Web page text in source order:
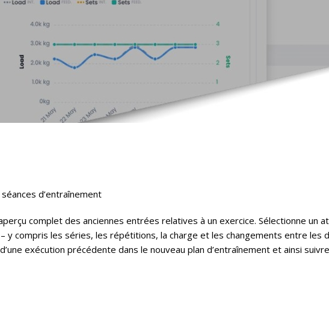
d’entraînement
complet des anciennes entrées relatives à un exercice. Sélectionne un
y compris les séries, les répétitions, la charge et les changements entre les
exécution précédente dans le nouveau plan d’entraînement et ainsi